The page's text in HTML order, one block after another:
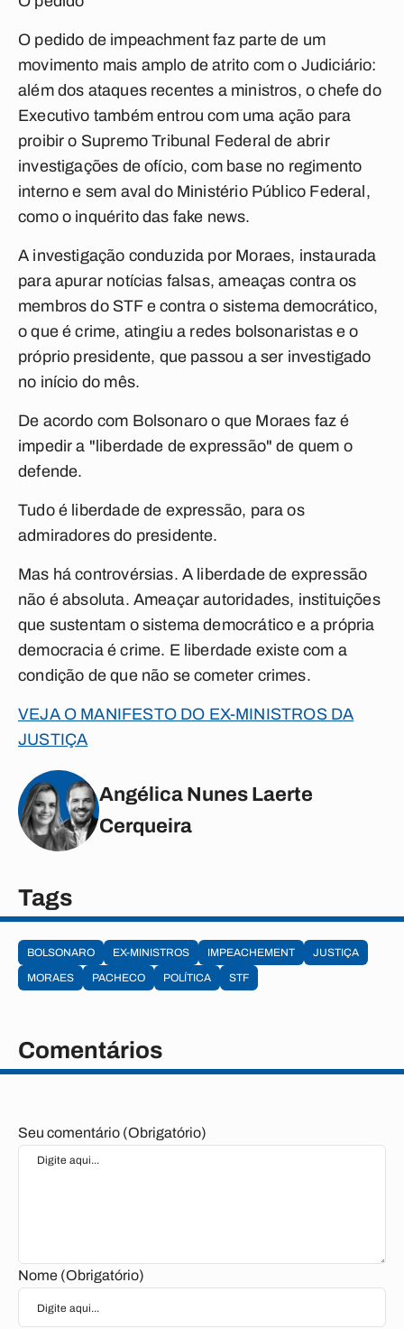
O pedido de impeachment faz parte de um
movimento mais amplo de atrito com o Judiciário:
além dos ataques recentes a ministros, o chefe do
Executivo também entrou com uma ação para
proibir o Supremo Tribunal Federal de abrir
investigações de ofício, com base no regimento
interno e sem aval do Ministério Público Federal,
como o inquérito das fake news.
A investigação conduzida por Moraes, instaurada
para apurar notícias falsas, ameaças contra os
membros do STF e contra o sistema democrático,
o que é crime, atingiu a redes bolsonaristas e o
próprio presidente, que passou a ser investigado
no início do mês.
De acordo com Bolsonaro o que Moraes faz é
impedir a "liberdade de expressão" de quem o
defende.
Tudo é liberdade de expressão, para os
admiradores do presidente.
Mas há controvérsias. A liberdade de expressão
não é absoluta. Ameaçar autoridades, instituições
que sustentam o sistema democrático e a própria
democracia é crime. E liberdade existe com a
condição de que não se cometer crimes.
VEJA O MANIFESTO DO EX-MINISTROS DA
JUSTIÇA
Angélica Nunes Laerte
Cerqueira
Tags
BOLSONARO EX-MINISTROS IMPEACHEMENT
JUSTIÇA
MORAES
PACHECO POLÍTICA STF
Comentários
Seu comentário (Obrigatório)
Nome (Obrigatório)